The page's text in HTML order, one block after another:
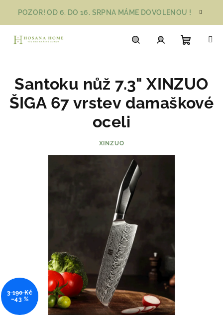
obsah
POZOR! OD 6. DO 16. SRPNA MÁME DOVOLENOU !
košík
Santoku nůž 7.3" XINZUO
ŠIGA 67 vrstev damaškové
oceli
XINZUO
3 190 Kč
–43 %